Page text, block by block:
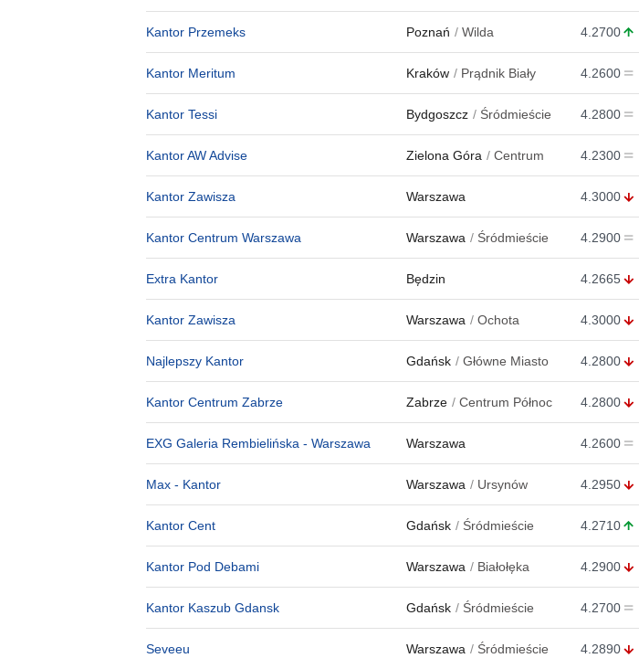
Kantor Przemeks Poznań Wilda 4.2700
Kantor Meritum Kraków Prądnik Biały 4.2600
Kantor Tessi Bydgoszcz Śródmieście 4.2800
Kantor AW Advise Zielona Góra Centrum 4.2300
Kantor Zawisza Warszawa 4.3000
Kantor Centrum Warszawa Warszawa Śródmieście 4.2900
Extra Kantor Będzin 4.2665
Kantor Zawisza Warszawa Ochota 4.3000
Najlepszy Kantor Gdańsk Główne Miasto 4.2800
Kantor Centrum Zabrze Zabrze Centrum Północ 4.2800
EXG Galeria Rembielińska - Warszawa Warszawa 4.2600
Max - Kantor Warszawa Ursynów 4.2950
Kantor Cent Gdańsk Śródmieście 4.2710
Kantor Pod Debami Warszawa Białołęka 4.2900
Kantor Kaszub Gdansk Gdańsk Śródmieście 4.2700
Seveeu Warszawa Śródmieście 4.2890